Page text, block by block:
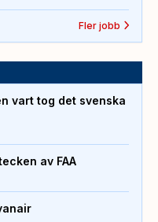
Fler jobb
vart tog det svenska
av FAA